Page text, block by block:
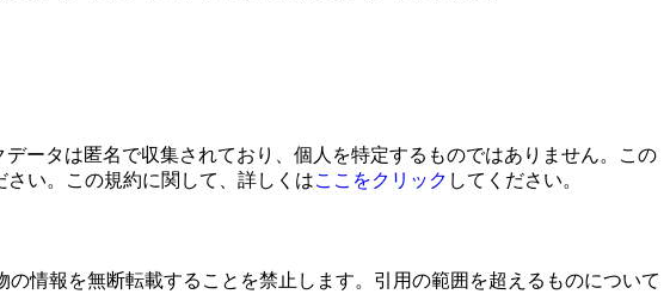
ータは匿名で収集されており、個人を特定するものではありません。この
い。この規約に関して、詳しくはここをクリック してください。
情報を無断転載することを禁止します。引用の範囲を超えるものについて